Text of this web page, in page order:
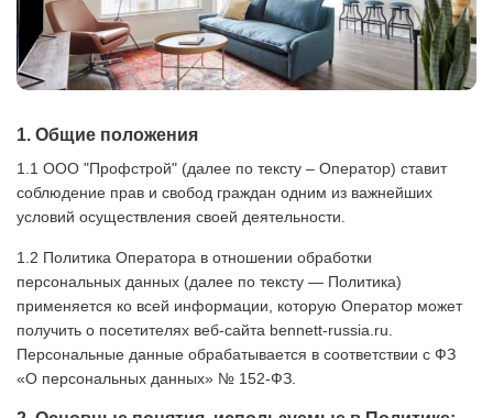
1. Общие положения
1.1 ООО "Профстрой" (далее по тексту – Оператор) ставит
соблюдение прав и свобод граждан одним из важнейших
условий осуществления своей деятельности.
1.2 Политика Оператора в отношении обработки
персональных данных (далее по тексту — Политика)
применяется ко всей информации, которую Оператор может
получить о посетителях веб-сайта bennett-russia.ru.
Персональные данные обрабатывается в соответствии с ФЗ
«О персональных данных» № 152-ФЗ.